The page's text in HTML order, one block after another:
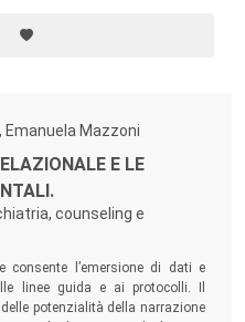
teorie della cospirazione…
Emanuela Mazzoni
E LE
counseling e
consente l’emersione di dati e
linee guida e ai protocolli. Il
potenzialità della narrazione